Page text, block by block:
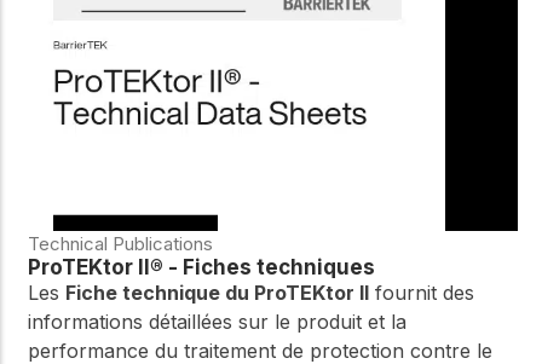
Technical Publications
ProTEKtor II® - Fiches techniques
Les Fiche technique du ProTEKtor II fournit des
informations détaillées sur le produit et la
performance du traitement de protection contre le